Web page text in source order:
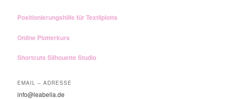
Positionierungshilfe für Textilplotts
Online Plotterkurs
Shortcuts Silhouette Studio
EMAIL – ADRESSE
info@leabella.de